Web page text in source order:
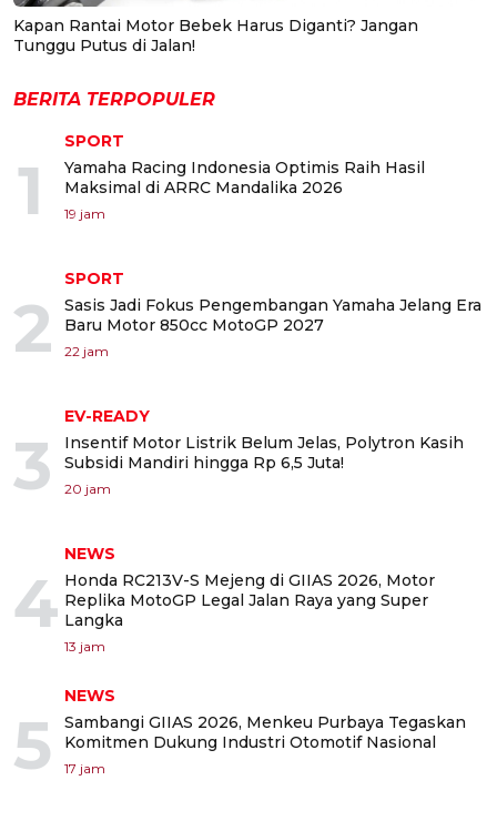
Kapan Rantai Motor Bebek Harus Diganti? Jangan
Tunggu Putus di Jalan!
BERITA TERPOPULER
1
SPORT
Yamaha Racing Indonesia Optimis Raih Hasil
Maksimal di ARRC Mandalika 2026
19 jam
2
SPORT
Sasis Jadi Fokus Pengembangan Yamaha Jelang Era
Baru Motor 850cc MotoGP 2027
22 jam
3
EV-READY
Insentif Motor Listrik Belum Jelas, Polytron Kasih
Subsidi Mandiri hingga Rp 6,5 Juta!
20 jam
4
NEWS
Honda RC213V-S Mejeng di GIIAS 2026, Motor
Replika MotoGP Legal Jalan Raya yang Super
Langka
13 jam
5
NEWS
Sambangi GIIAS 2026, Menkeu Purbaya Tegaskan
Komitmen Dukung Industri Otomotif Nasional
17 jam